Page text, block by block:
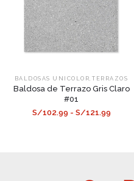
BALDOSAS UNICOLOR ,TERRAZOS
Baldosa de Terrazo Gris Claro
#01
S/102.99 - S/121.99